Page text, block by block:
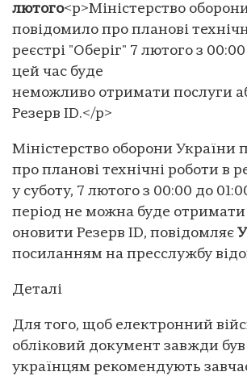
лютого<p>Міністерство
повідомило про планові
реєстрі "Оберіг" 7 лютого з
цей час буде
неможливо отримати послуги
Резерв ID.</p>
Міністерство оборони України
про планові технічні роботи в
у суботу, 7 лютого з 00:00 до
період не можна буде
оновити Резерв ID, повідомляє
посиланням на пресслужбу
Деталі
Для того, щоб електронний
обліковий документ завжди був
українцям рекомендують